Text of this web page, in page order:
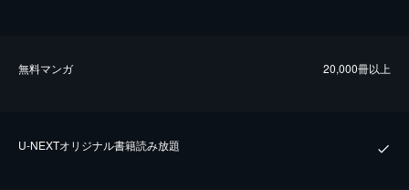
無料マンガ 20,000冊以上
U-NEXTオリジナル書籍読み放題